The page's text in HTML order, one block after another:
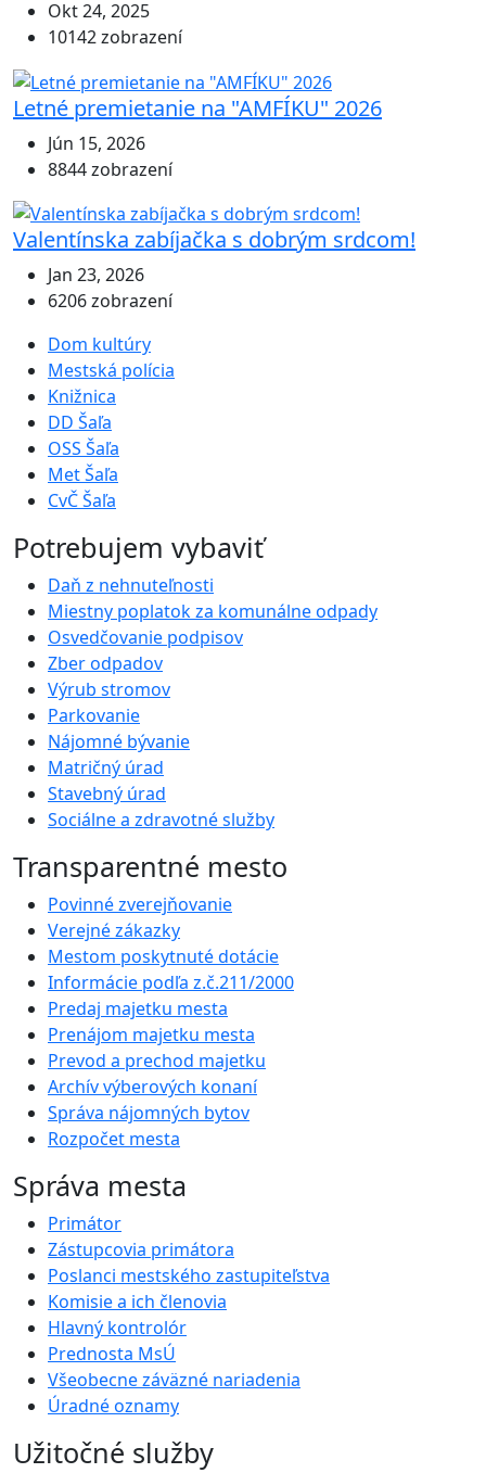
Okt 24, 2025
10142 zobrazení
Letné premietanie na "AMFÍKU" 2026
Jún 15, 2026
8844 zobrazení
Valentínska zabíjačka s dobrým srdcom!
Jan 23, 2026
6206 zobrazení
Dom kultúry
Mestská polícia
Knižnica
DD Šaľa
OSS Šaľa
Met Šaľa
CvČ Šaľa
Potrebujem vybaviť
Daň z nehnuteľnosti
Miestny poplatok za komunálne odpady
Osvedčovanie podpisov
Zber odpadov
Výrub stromov
Parkovanie
Nájomné bývanie
Matričný úrad
Stavebný úrad
Sociálne a zdravotné služby
Transparentné mesto
Povinné zverejňovanie
Verejné zákazky
Mestom poskytnuté dotácie
Informácie podľa z.č.211/2000
Predaj majetku mesta
Prenájom majetku mesta
Prevod a prechod majetku
Archív výberových konaní
Správa nájomných bytov
Rozpočet mesta
Správa mesta
Primátor
Zástupcovia primátora
Poslanci mestského zastupiteľstva
Komisie a ich členovia
Hlavný kontrolór
Prednosta MsÚ
Všeobecne záväzné nariadenia
Úradné oznamy
Užitočné služby